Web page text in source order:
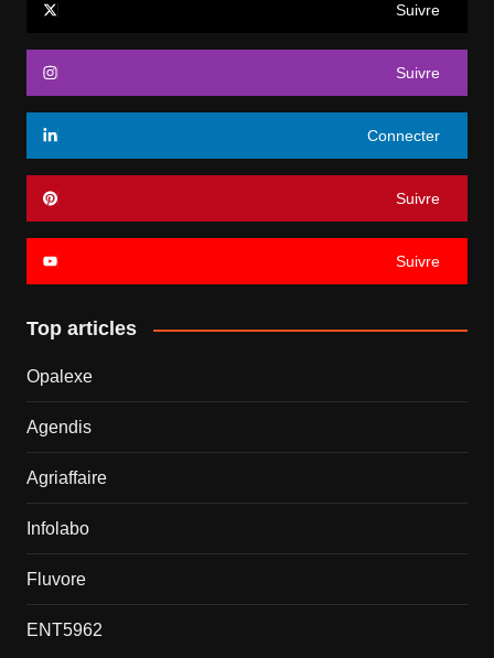
Suivre
Suivre
Connecter
Suivre
Suivre
Top articles
Opalexe
Agendis
Agriaffaire
Infolabo
Fluvore
ENT5962